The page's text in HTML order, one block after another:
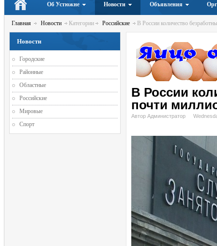
Об Устюжне Новости Объявления
Главная Новости Категории Российские В России количество
В России
почти
Автор Администратор
Новости
Городские
Районные
Областные
Российские
Мировые
Спорт